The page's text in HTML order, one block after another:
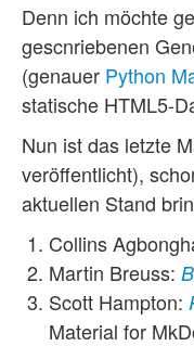
Denn ich möchte
gescnriebenen
(genauer Python
statische HTML5-
Nun ist das letzte
veröffentlicht),
aktuellen Stand
Collins
Martin Breuss:
Scott Hampton:
Material for